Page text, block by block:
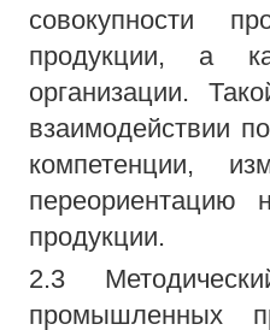
совокупности
продукции, а
организации.
взаимодействии
компетенции,
переориентацию
продукции.
2.3
промышленных